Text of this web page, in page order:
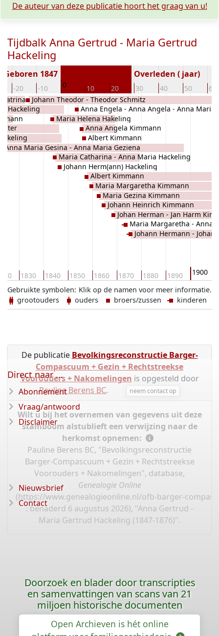
De auteur van deze publicatie hoort het graag van u!
Tijdbalk Anna Gertrud - Maria Gertrud
Hackeling
-20 -10 0 10 20 30 40 50 60
Geboren 1847 Overleden ( jaar)
1830 1840 1850 1860 1870 1880 1890 1900
Hackeling
Anna Maria Gesina - Anna Maria Geziena
Johann Theodor - Theodor Schmitz
Maria Helena Hakeling
Maria Catharina - Anna Maria Hackeling
Johann Herm(ann) Hackeling
Anna Engela - Anna Angela - Anna Maria
Angela Kimman
Anna Angela Kimmann
Albert Kimmann
Albert Kimmann
Maria Margaretha Kimmann
Maria Gezina Kimmann
Johann Heinrich Kimmann
Johan Herman - Jan Harm
Maria Margaretha - Anna
Johann Hermann - Johan
Klik op de namen voor meer informatie.
Gebruikte symbolen:
grootouders
ouders broers/zussen kinderen
De publicatie Bevolkingsreconstructie Barger-
Compascuum + Gezin + Rechtstreekse
Voorouders + Nakomelingen is opgesteld door
Pauline Berens BC. neem contact op
Wilt u bij het overnemen van gegevens uit deze
stamboom alstublieft een verwijzing naar de
herkomst opnemen:
Pauline Berens BC, "Bevolkingsreconstructie
Barger-Compascuum + Gezin + Rechtstreekse
Voorouders + Nakomelingen", database,
Genealogie Online
(https://www.genealogieonline.nl/ofb-barger-
: benaderd 6 augustus 2026), "Anna Gertrud -
Maria Gertrud Hackeling (1847-1876)".
Direct naar ...
Abonnement
Vraag/antwoord
Disclaimer
Nieuwsbrief
Contact
Doorzoek en blader door transcripties
en samenvattingen van scans van 21
miljoen historische documenten
Open Archieven is hét online